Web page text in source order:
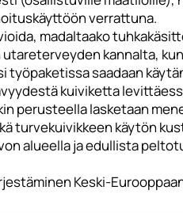
verrattuna.
madaltaako
kannalta,
työpaketissa saadaan
kuiviketta
perusteella lasketaan
turvekuivikkeen käytön
alueella ja edullista
Keski-